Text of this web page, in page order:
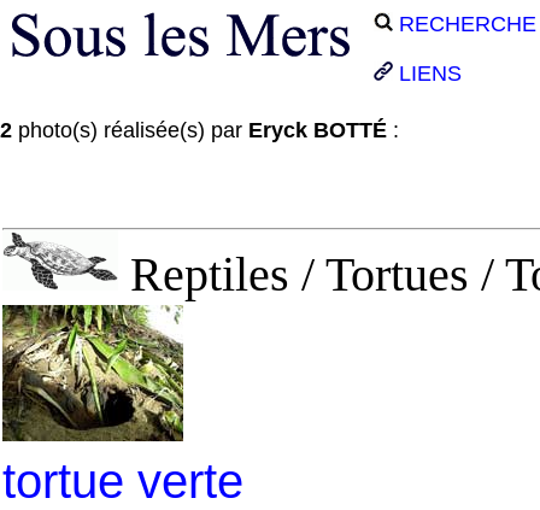
RECHERCHE
LIENS
2 photo(s) réalisée(s) par Eryck BOTTÉ :
Reptiles / Tortues /
tortue verte